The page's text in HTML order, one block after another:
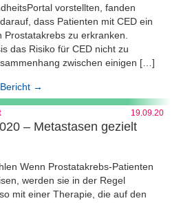
vorstellten, fanden
dass Patienten mit CED ein
zu erkranken.
das Risiko für CED nicht zu
zwischen einigen […]
→
19.09.20
– Metastasen gezielt
Wenn Prostatakrebs-Patienten
werden sie in der Regel
mit einer Therapie, die auf den